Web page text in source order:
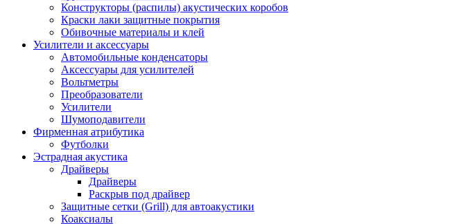
Конструкторы (распилы) акустических коробов
Краски лаки защитные покрытия
Обивочные материалы и клей
Усилители и аксессуары
Автомобильные конденсаторы
Аксессуары для усилителей
Вольтметры
Преобразователи
Усилители
Шумоподавители
Фирменная атрибутика
Футболки
Эстрадная акустика
Драйверы
Драйверы
Раскрыв под драйвер
Защитные сетки (Grill) для автоакустики
Коаксиалы